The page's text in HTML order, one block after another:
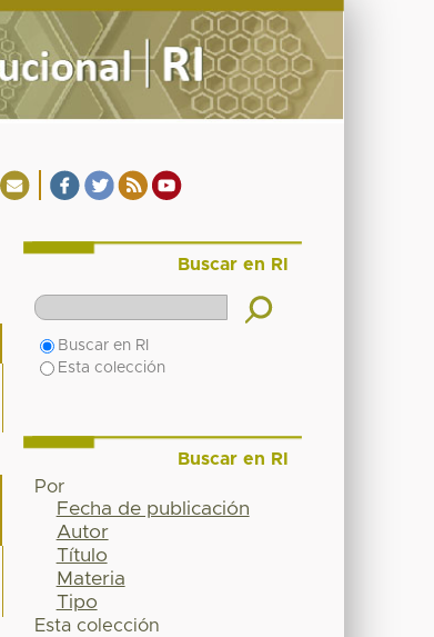
Buscar en RI
Buscar en RI
Esta colección
Buscar en RI
Por
Fecha de publicación
Autor
Título
Materia
Tipo
Esta colección